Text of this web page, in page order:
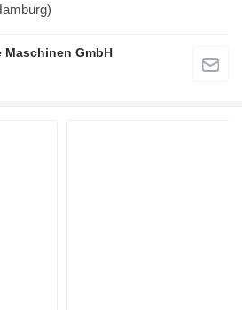
Maschinen GmbH